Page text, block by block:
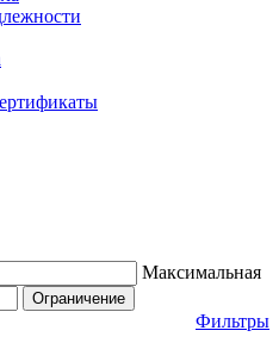
Максимальная
Ограничение
Фильтры